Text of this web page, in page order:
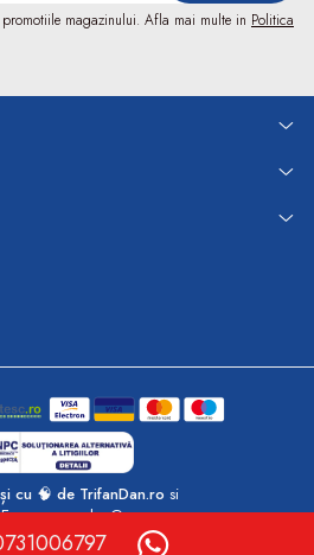
magazinului. Afla mai multe in Politica
cu 🧠 de TrifanDan.ro si
commerce by Gomag